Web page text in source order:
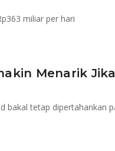
miliar per hari
Menarik Jika